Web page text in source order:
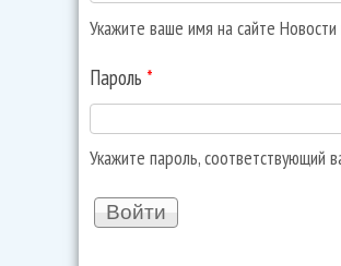
Укажите ваше имя на сайте
Пароль *
Укажите пароль, соответствующий